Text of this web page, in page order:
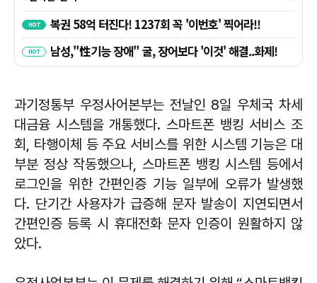
과기정통부 우정사어본부는 전날인 8일 우체국 차세
대금융 시스템을 개통했다. 스마트폰 뱅킹 서비스 조
회, 타행이체 등 주요 서비스를 위한 시스템 기능은 대
부분 정상 작동했으나, 스마트폰 뱅킹 시스템 등에서
로그인을 위한 간편인증 기능 일부에 오류가 발생했
다. 단기간 사용자가 급증해 문자 발송이 지연되면서
간편인증 등록 시 휴대전화 문자 인증이 원활하지 않
았다.